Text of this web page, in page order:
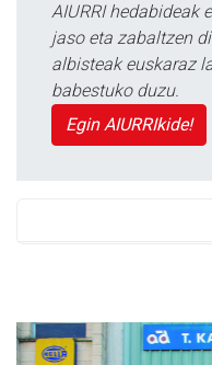
AIURRI hedabideak
jaso eta zabaltzen
albisteak euskaraz
babestuko duzu.
Egin AIURRIkide!